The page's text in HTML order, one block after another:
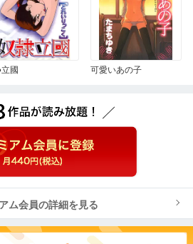
國 可愛いあの子
ム会員の詳細を見る